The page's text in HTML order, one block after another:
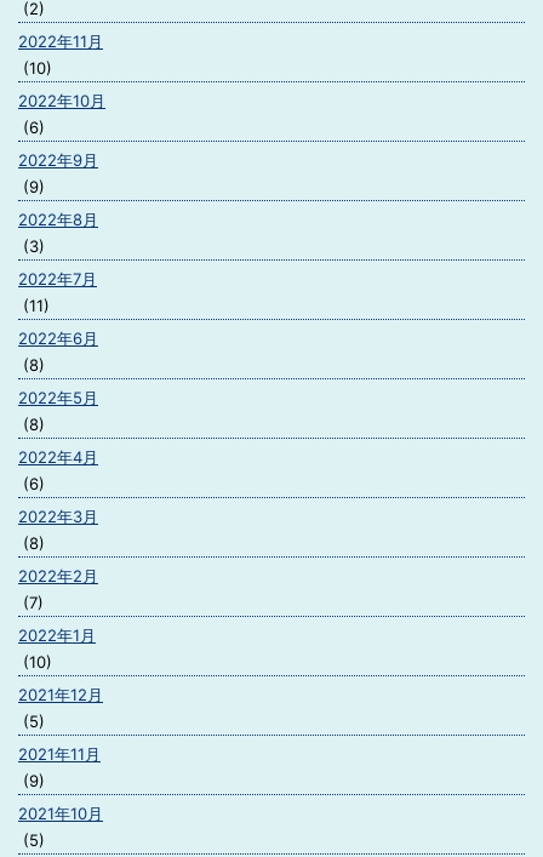
(2)
2022年11月
(10)
2022年10月
(6)
2022年9月
(9)
2022年8月
(3)
2022年7月
(11)
2022年6月
(8)
2022年5月
(8)
2022年4月
(6)
2022年3月
(8)
2022年2月
(7)
2022年1月
(10)
2021年12月
(5)
2021年11月
(9)
2021年10月
(5)